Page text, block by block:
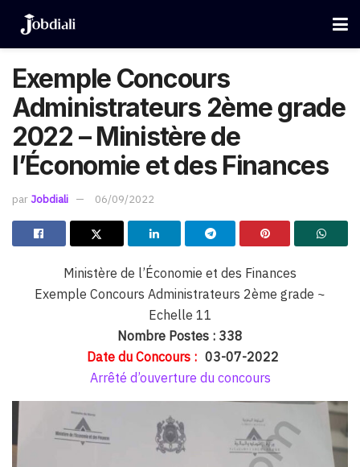
Exemple Concours
Administrateurs 2ème grade
2022 – Ministère de
l’Économie et des Finances
par Jobdiali 06/09/2022
Ministère de l’Économie et des Finances
Exemple Concours Administrateurs 2ème grade ~
Echelle 11
Nombre Postes : 338
Date du Concours : 03-07-2022
Arrêté d’ouverture du concours